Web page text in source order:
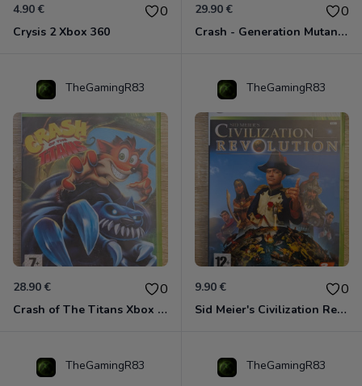
4.90 € 0
Crysis 2 Xbox 360
29.90 € 0
Crash - Generation Mutant Xbox 360
TheGamingR83
28.90 € 0
Crash of The Titans Xbox 360
TheGamingR83
9.90 € 0
Sid Meier's Civilization Revolution Xbox 360
TheGamingR83 TheGamingR83